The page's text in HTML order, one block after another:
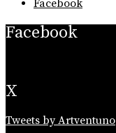
Facebook
Facebook
X
Tweets by Artventuno